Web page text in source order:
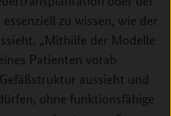
zu wissen, wie der
„Mithilfe der Modelle
Patienten vorab
aussieht und
ohne funktionsfähige